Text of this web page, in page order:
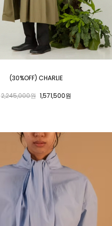
(30%OFF) CHARLIE
2,245,000원 1,571,500원